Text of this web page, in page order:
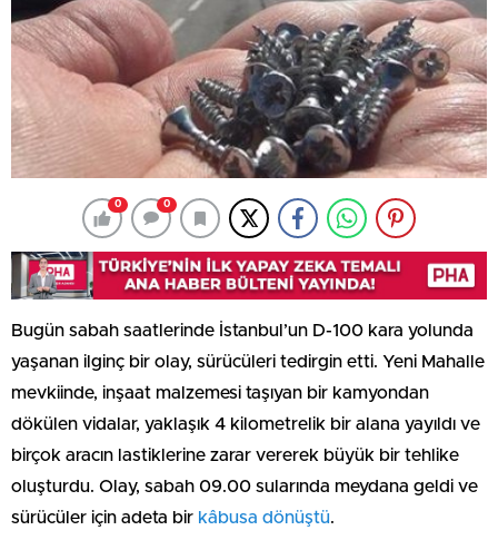
0 0
Bugün sabah saatlerinde İstanbul’un D-100 kara yolunda
yaşanan ilginç bir olay, sürücüleri tedirgin etti. Yeni Mahalle
mevkiinde, inşaat malzemesi taşıyan bir kamyondan
dökülen vidalar, yaklaşık 4 kilometrelik bir alana yayıldı ve
birçok aracın lastiklerine zarar vererek büyük bir tehlike
oluşturdu. Olay, sabah 09.00 sularında meydana geldi ve
sürücüler için adeta bir kâbusa dönüştü.